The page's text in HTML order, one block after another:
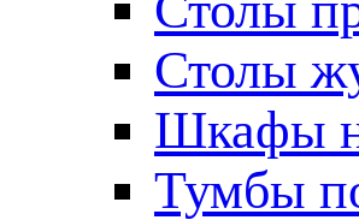
Столы
Шкафы
Тумбы